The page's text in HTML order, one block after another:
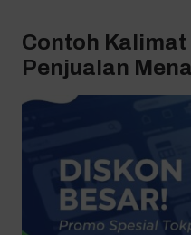
Contoh
Penjualan